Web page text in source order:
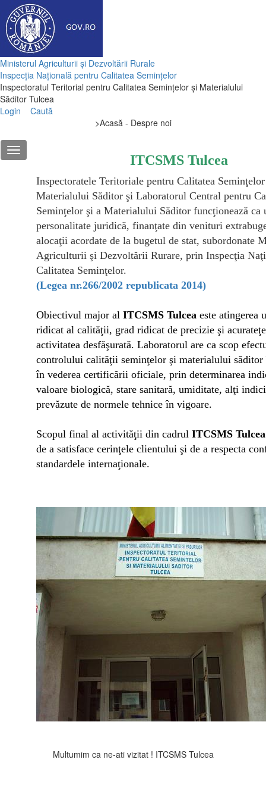
Ministerul Agriculturii și Dezvoltării Rurale
Inspecția Națională pentru Calitatea Semințelor
Inspectoratul Teritorial pentru Calitatea Semințelor și Materialului
Săditor Tulcea
Login
Caută
>Acasă - Despre noi
ITCSMS Tulcea
Inspectoratele Teritoriale pentru Calitatea
Materialului Săditor şi Laboratorul Central pentru
Seminţelor şi a Materialului Săditor funcţionează ca
personalitate juridică, finanţate din venituri
alocaţii acordate de la bugetul de stat, subordonate
Agriculturii şi Dezvoltării Rurare, prin Inspecţia Naţ
Calitatea Seminţelor.
(Legea nr.266/2002 republicata 2014)
Obiectivul major al ITCSMS Tulcea este atingerea
ridicat al calităţii, grad ridicat de precizie şi
activitatea desfăşurată. Laboratorul are ca scop
controlului calităţii seminţelor şi materialului săditor
în vederea certificării oficiale, prin determinarea
valoare biologică, stare sanitară, umiditate, alţi
prevăzute de normele tehnice în vigoare.
Scopul final al activităţii din cadrul ITCSMS Tulcea
de a satisface cerinţele clientului şi de a respecta
standardele internaţionale.
Multumim ca ne-ati vizitat ! ITCSMS Tulcea